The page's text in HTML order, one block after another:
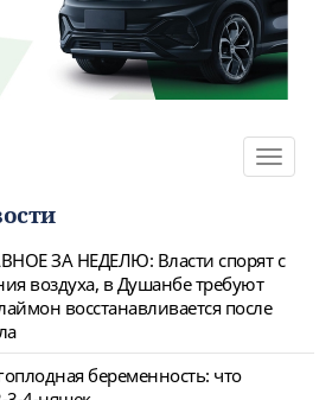
Toggle
ЗА НЕДЕЛЮ: Власти спорят с
воздуха, в Душанбе требуют
восстанавливается после
беременность: что